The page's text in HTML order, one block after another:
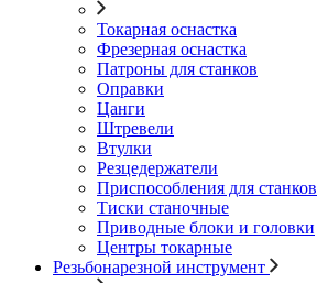
Токарная оснастка
Фрезерная оснастка
Патроны для станков
Оправки
Цанги
Штревели
Втулки
Резцедержатели
Приспособления для станков
Тиски станочные
Приводные блоки и головки
Центры токарные
Резьбонарезной инструмент